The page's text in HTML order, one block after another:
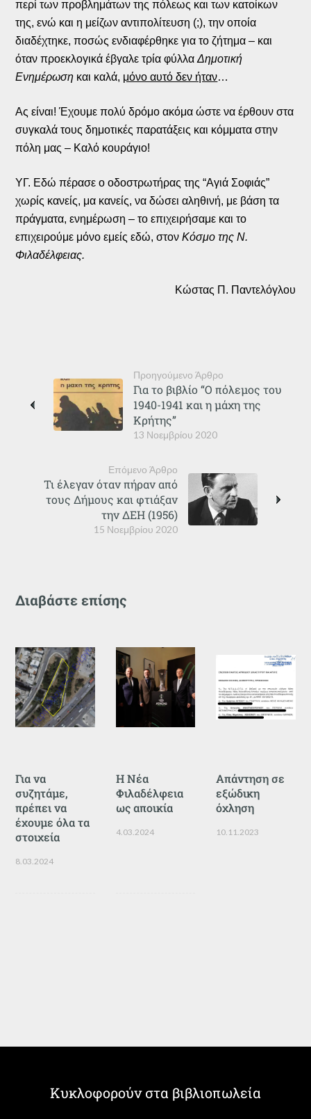
περί των προβλημάτων της πόλεως και των κατοίκων
της, ενώ και η μείζων αντιπολίτευση (;), την οποία
διαδέχτηκε, ποσώς ενδιαφέρθηκε για το ζήτημα – και
όταν προεκλογικά έβγαλε τρία φύλλαΔημοτική
Ενημέρωση και καλά, μόνο αυτό δεν ήταν…
Ας είναι! Έχουμε πολύ δρόμο ακόμα ώστε να έρθουν στα
συγκαλά τους δημοτικές παρατάξεις και κόμματα στην
πόλη μας – Καλό κουράγιο!
ΥΓ. Εδώ πέρασε ο οδοστρωτήρας της “Αγιά Σοφιάς”
χωρίς κανείς, μα κανείς, να δώσει αληθινή, με βάση τα
πράγματα, ενημέρωση – το επιχειρήσαμε και το
επιχειρούμε μόνο εμείς εδώ, στονΚόσμο της Ν.
Φιλαδέλφειας.
Κώστας Π. Παντελόγλου
Προηγούμενο Άρθρο
13 Νοεμβρίου 2020
Για το βιβλίο “Ο πόλεμος του
1940-1941 και η μάχη της
Κρήτης”
Επόμενο Άρθρο
15 Νοεμβρίου 2020
Τι έλεγαν όταν πήραν από
τους Δήμους και φτιάξαν
την ΔΕΗ (1956)
Διαβάστε επίσης
Για να
συζητάμε,
πρέπει να
έχουμε όλα τα
στοιχεία
8.03.2024
Η Νέα
Φιλαδέλφεια
ως αποικία
4.03.2024
Απάντηση σε
εξώδικη
όχληση
10.11.2023
Κυκλοφορούν στα βιβλιοπωλεία